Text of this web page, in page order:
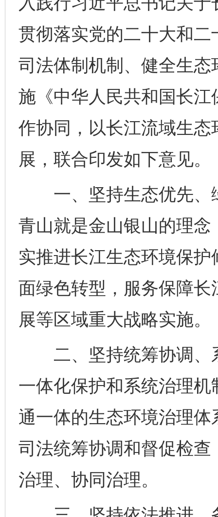
贯彻落实党的二十大和
司法体制机制、健全生
施《中华人民共和国长
作协同，以长江流域生
展，联合印发如下意见。
一、坚持生态优先、
青山就是金山银山的理
实推进长江生态环境保
面绿色转型，服务保障
展等区域重大战略实施。
二、坚持统筹协调、
一体化保护和系统治理
通一体的生态环境治理
司法统筹协调和督促检
治理、协同治理。